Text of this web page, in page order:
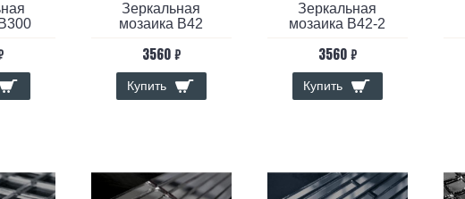
Зеркальная
мозаика B42
3560 ₽
Купить
Зеркальная
мозаика B42-2
3560 ₽
Купить